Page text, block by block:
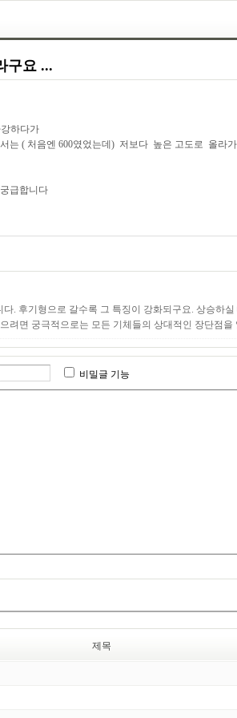
구요 ...
하다가
( 처음엔 600였었는데) 저보다 높은 고도로 올라
급합니다
. 후기형으로 갈수록 그 특징이 강화되구요. 상승
면 궁극적으로는 모든 기체들의 상대적인 장단점
비밀글 기능
제목